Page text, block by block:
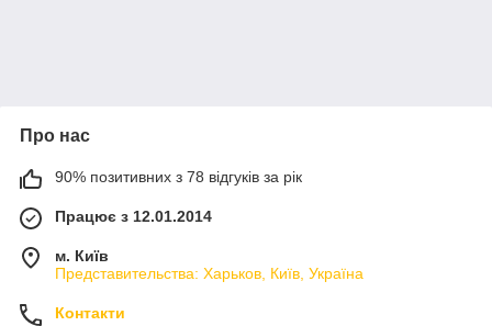
Про нас
90% позитивних з 78 відгуків за рік
Працює з 12.01.2014
м. Київ
Представительства: Харьков, Київ, Україна
Контакти